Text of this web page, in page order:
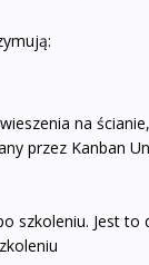
na ścianie,
przez Kanban
szkoleniu. Jest